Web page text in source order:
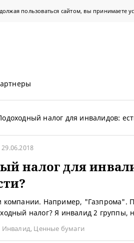
пользоваться сайтом, вы принимаете
налог для инвалидов:
29.06.2018
налог для
компании. Например, "Газпрома".
налог? Я инвалид 2 группы,
Инвалид, Ценные бумаги